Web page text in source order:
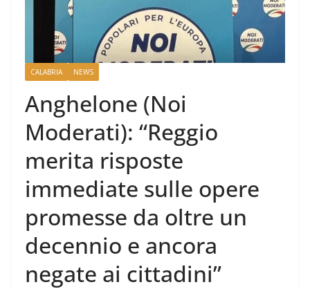
CALABRIA NEWS
Anghelone (Noi
Moderati): “Reggio
merita risposte
immediate sulle opere
promesse da oltre un
decennio e ancora
negate ai cittadini”